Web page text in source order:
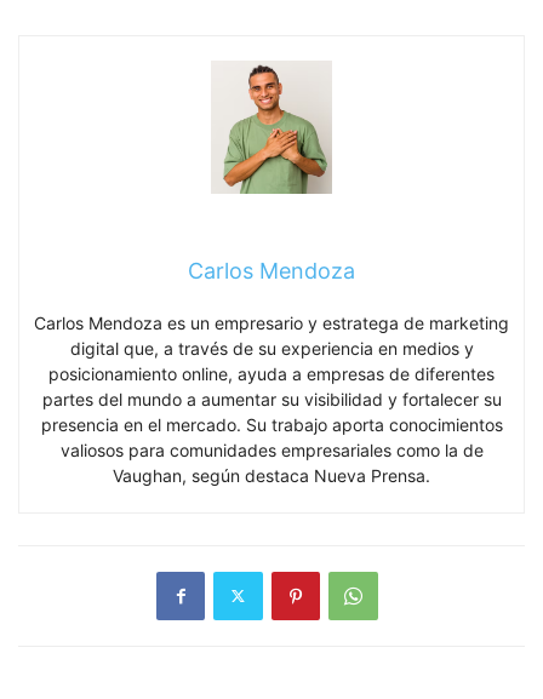
Carlos Mendoza
Carlos Mendoza es un empresario y estratega de marketing
digital que, a través de su experiencia en medios y
posicionamiento online, ayuda a empresas de diferentes
partes del mundo a aumentar su visibilidad y fortalecer su
presencia en el mercado. Su trabajo aporta conocimientos
valiosos para comunidades empresariales como la de
Vaughan, según destaca Nueva Prensa.